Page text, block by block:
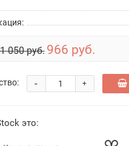
1 050 руб. 966 руб.
+
-
это: